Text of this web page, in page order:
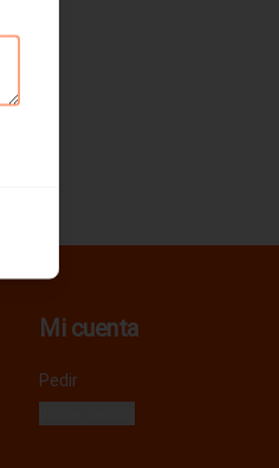
Mi cuenta
Pedir